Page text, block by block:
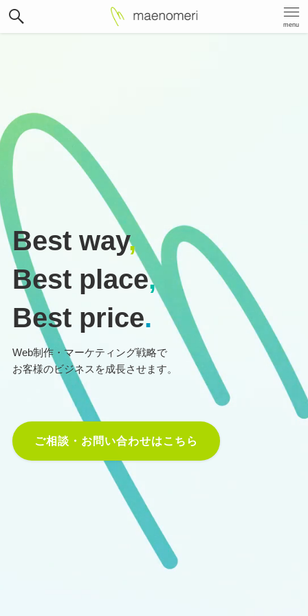
menu
Best way,
Best place,
Best price.
Web制作・マーケティング戦略で
お客様のビジネスを成長させます。
ご相談・お問い合わせはこちら